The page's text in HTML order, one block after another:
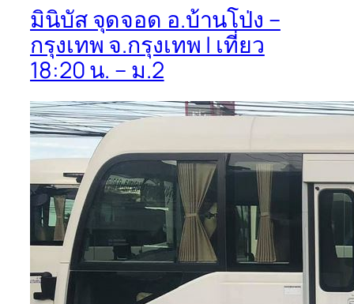
มินิบัส จุดจอด อ.บ้านโป่ง –
กรุงเทพ จ.กรุงเทพ | เที่ยว
18:20 น. – ม.2